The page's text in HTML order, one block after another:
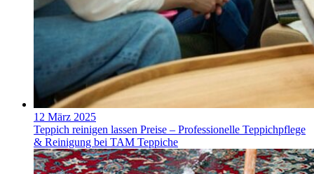
12 März 2025
Teppich reinigen lassen Preise – Professionelle Teppichpflege
& Reinigung bei TAM Teppiche